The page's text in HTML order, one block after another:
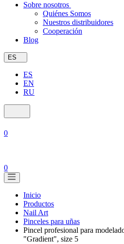
Sobre nosotros
Quiénes Somos
Nuestros distribuidores
Cooperación
Blog
ES
ES
EN
RU
0
0
Inicio
Productos
Nail Art
Pinceles para uñas
Pincel profesional para
"Gradient", size 5